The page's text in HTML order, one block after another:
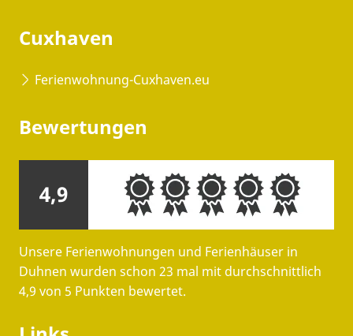
Cuxhaven
Ferienwohnung-Cuxhaven.eu
Bewertungen
4,9
Unsere Ferienwohnungen und Ferienhäuser in
Duhnen wurden schon 23 mal mit durchschnittlich
4,9 von 5 Punkten bewertet.